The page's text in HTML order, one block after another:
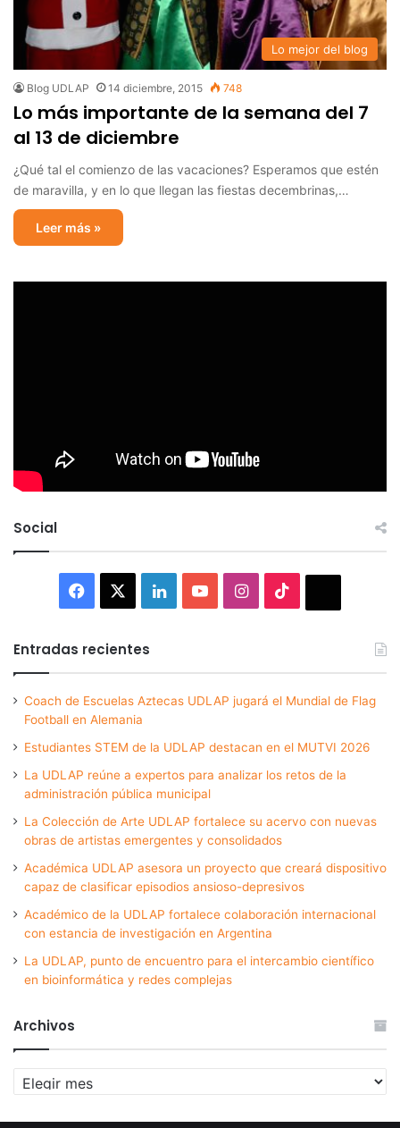
Lo mejor del blog
Blog UDLAP 14 diciembre, 2015 748
Lo más importante de la semana del 7
al 13 de diciembre
¿Qué tal el comienzo de las vacaciones? Esperamos que estén
de maravilla, y en lo que llegan las fiestas decembrinas,…
Leer más »
Social
Facebook LinkedInYouTubeInstagram
Entradas recientes
Coach de Escuelas Aztecas UDLAP jugará el Mundial de Flag
Football en Alemania
Estudiantes STEM de la UDLAP destacan en el MUTVI 2026
La UDLAP reúne a expertos para analizar los retos de la
administración pública municipal
La Colección de Arte UDLAP fortalece su acervo con nuevas
obras de artistas emergentes y consolidados
Académica UDLAP asesora un proyecto que creará dispositivo
capaz de clasificar episodios ansioso-depresivos
Académico de la UDLAP fortalece colaboración internacional
con estancia de investigación en Argentina
La UDLAP, punto de encuentro para el intercambio científico
en bioinformática y redes complejas
Archivos
Archivos